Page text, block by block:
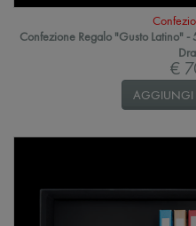
Confezione Regalo "Gusto Latino"
€
AGGIUNGI